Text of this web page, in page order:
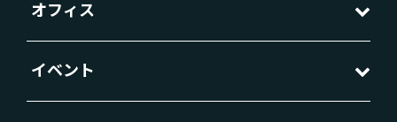
オフィス
イベント